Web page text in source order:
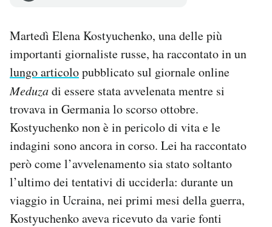
AREA PERSONALE
Area Personale
Newsletter
Notifiche mobile
Regala il Post
Hai bisogno di aiuto?
Martedì Elena Kostyuchenko, una delle più
importanti giornaliste russe, ha raccontato in un
lungo articolopubblicato sul giornale online
Meduzadi essere stata avvelenata mentre si
trovava in Germania lo scorso ottobre.
Kostyuchenko non è in pericolo di vita e le
indagini sono ancora in corso. Lei ha raccontato
però come l’avvelenamento sia stato soltanto
l’ultimo dei tentativi di ucciderla: durante un
viaggio in Ucraina, nei primi mesi della guerra,
Kostyuchenko aveva ricevuto da varie fonti